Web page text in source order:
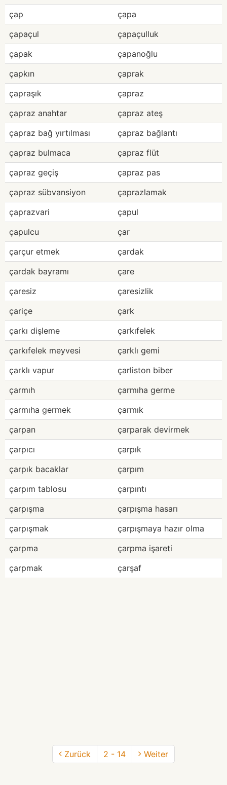
çap
çapa
çapaçul
çapaçulluk
çapak
çapanoğlu
çapkın
çaprak
çapraşık
çapraz
çapraz anahtar
çapraz ateş
çapraz bağ yırtılması
çapraz bağlantı
çapraz bulmaca
çapraz flüt
çapraz geçiş
çapraz pas
çapraz sübvansiyon
çaprazlamak
çaprazvari
çapul
çapulcu
çar
çarçur etmek
çardak
çardak bayramı
çare
çaresiz
çaresizlik
çariçe
çark
çarkı dişleme
çarkıfelek
çarkıfelek meyvesi
çarklı gemi
çarklı vapur
çarliston biber
çarmıh
çarmıha germe
çarmıha germek
çarmık
çarpan
çarparak devirmek
çarpıcı
çarpık
çarpık bacaklar
çarpım
çarpım tablosu
çarpıntı
çarpışma
çarpışma hasarı
çarpışmak
çarpışmaya hazır olma
çarpma
çarpma işareti
çarpmak
çarşaf
Zurück 2 - 14 Weiter